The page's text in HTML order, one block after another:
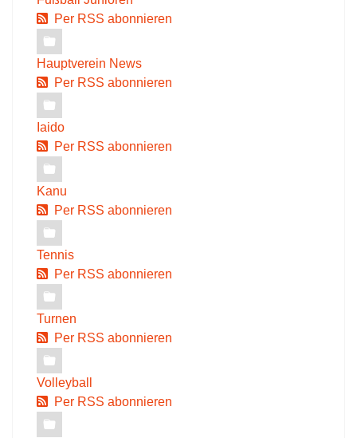
Per RSS abonnieren
Hauptverein News
Per RSS abonnieren
Iaido
Per RSS abonnieren
Kanu
Per RSS abonnieren
Tennis
Per RSS abonnieren
Turnen
Per RSS abonnieren
Volleyball
Per RSS abonnieren